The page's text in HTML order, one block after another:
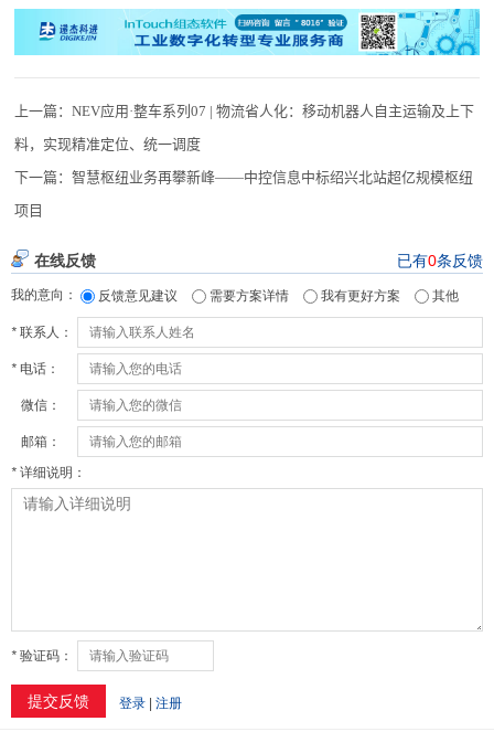
上一篇：NEV应用·整车系列07 | 物流省人化：移动机器人自主运输及上下
料，实现精准定位、统一调度
下一篇：智慧枢纽业务再攀新峰——中控信息中标绍兴北站超亿规模枢纽
项目